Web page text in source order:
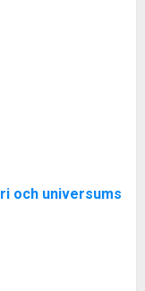
och universums